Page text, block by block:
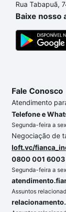
um
o imóvel dos
conforto.
Rua Tabapuã,
Baixe nosso
Fale Conosco
Atendimento
Telefone e
Segunda-feira a
Negociação de
loft.vc/
0800 001 6003
Segunda-feira a
Assuntos